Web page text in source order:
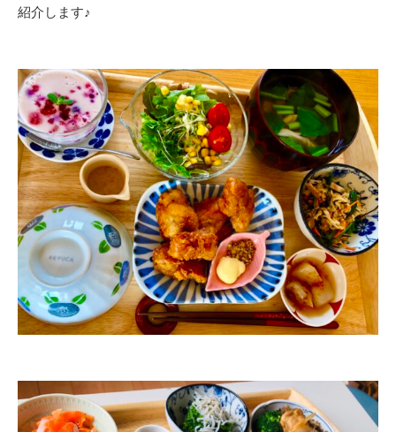
紹介します♪